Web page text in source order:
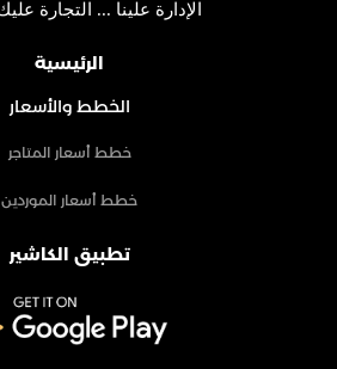
الرئيسية
الخطط والأسعار
خطط أسعار المتاجر
خطط أسعار الموردين
تطبيق الكاشير